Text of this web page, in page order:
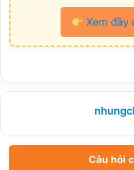
Xem đầy
Câu hỏi